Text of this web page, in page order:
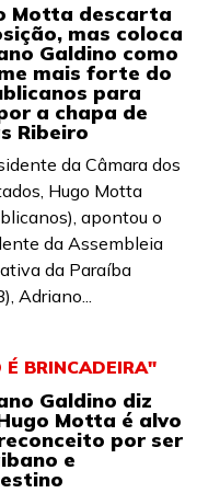
Motta descarta
mas coloca
Galdino como
mais forte do
para
a chapa de
Ribeiro
da Câmara dos
Hugo Motta
apontou o
da Assembleia
da Paraíba
Adriano...
É BRINCADEIRA"
Galdino diz
Motta é alvo
por ser
e